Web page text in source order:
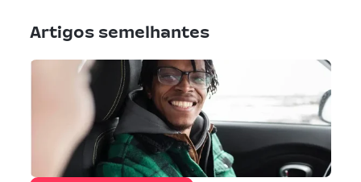
Artigos semelhantes